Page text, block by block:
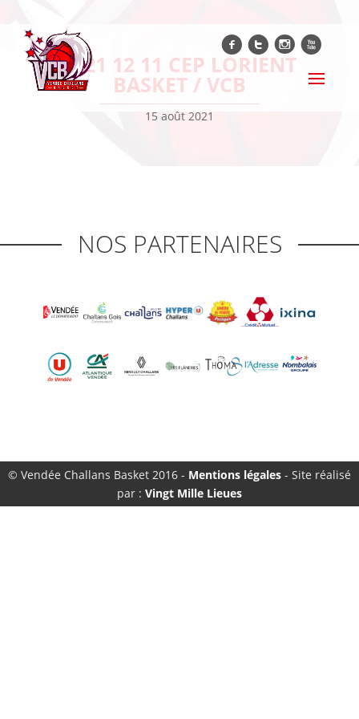
f t i x
2021 12 11 CEP LORIENT
BASKET / VCB
15 août 2021
NOS PARTENAIRES
© Vendée Challans Basket 2016 - Mentions légales - Site réalisé
par : Vingt Mille Lieues